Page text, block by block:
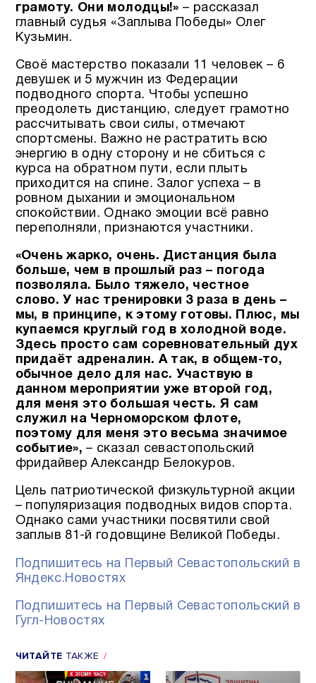
грамоту. Они молодцы!» – рассказал
главный судья «Заплыва Победы» Олег
Кузьмин.
Своё мастерство показали 11 человек – 6
девушек и 5 мужчин из Федерации
подводного спорта. Чтобы успешно
преодолеть дистанцию, следует грамотно
рассчитывать свои силы, отмечают
спортсмены. Важно не растратить всю
энергию в одну сторону и не сбиться с
курса на обратном пути, если плыть
приходится на спине. Залог успеха – в
ровном дыхании и эмоциональном
спокойствии. Однако эмоции всё равно
переполняли, признаются участники.
«Очень жарко, очень. Дистанция была
больше, чем в прошлый раз – погода
позволяла. Было тяжело, честное
слово. У нас тренировки 3 раза в день –
мы, в принципе, к этому готовы. Плюс, мы
купаемся круглый год в холодной воде.
Здесь просто сам соревновательный дух
придаёт адреналин. А так, в общем-то,
обычное дело для нас. Участвую в
данном мероприятии уже второй год,
для меня это большая честь. Я сам
служил на Черноморском флоте,
поэтому для меня это весьма значимое
событие», – сказал севастопольский
фридайвер Александр Белокуров.
Цель патриотической физкультурной акции
– популяризация подводных видов спорта.
Однако сами участники посвятили свой
заплыв 81-й годовщине Великой Победы.
Подпишитесь на Первый Севастопольский в
Яндекс.Новостях
Подпишитесь на Первый Севастопольский в
Гугл-Новостях
ЧИТАЙТЕ ТАКЖЕ